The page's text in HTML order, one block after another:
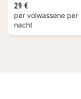
29 €
per volwassene per
nacht